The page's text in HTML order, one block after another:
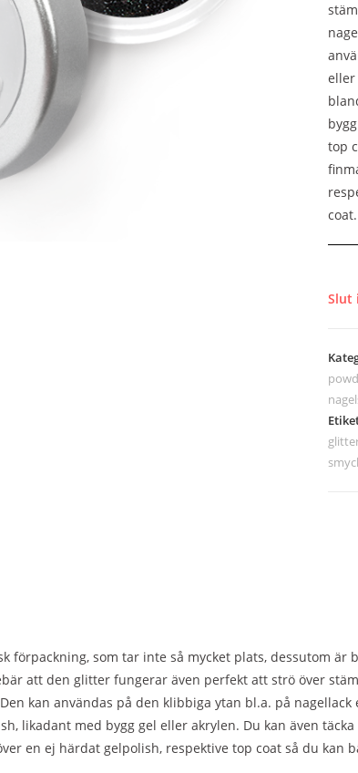
eller
top
coat.
Slut
förpackning, som tar inte så mycket plats, dessutom är
att den glitter fungerar även perfekt att strö över
kan användas på den klibbiga ytan bl.a. på
likadant med bygg gel eller akrylen. Du kan även
en ej härdat gelpolish, respektive top coat så du kan